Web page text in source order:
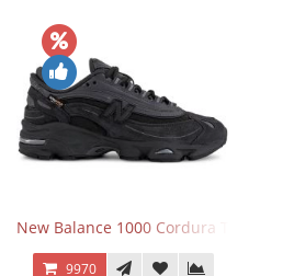
New Balance 1000 Cordura Trainers
9970